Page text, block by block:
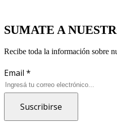
SUMATE A
Recibe toda la información sobre
Email *
Suscribirse